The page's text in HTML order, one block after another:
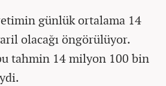
günlük ortalama 14
olacağı öngörülüyor.
tahmin 14 milyon 100 bin